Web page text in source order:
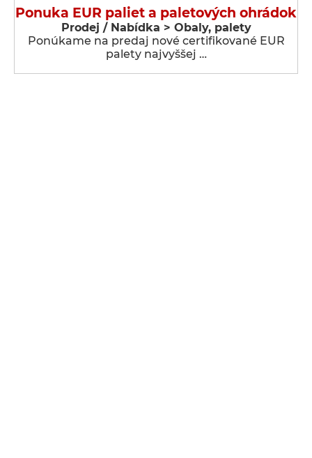
Ponuka EUR paliet a paletových ohrádok
Prodej / Nabídka > Obaly, palety
Ponúkame na predaj nové certifikované EUR
palety najvyššej …